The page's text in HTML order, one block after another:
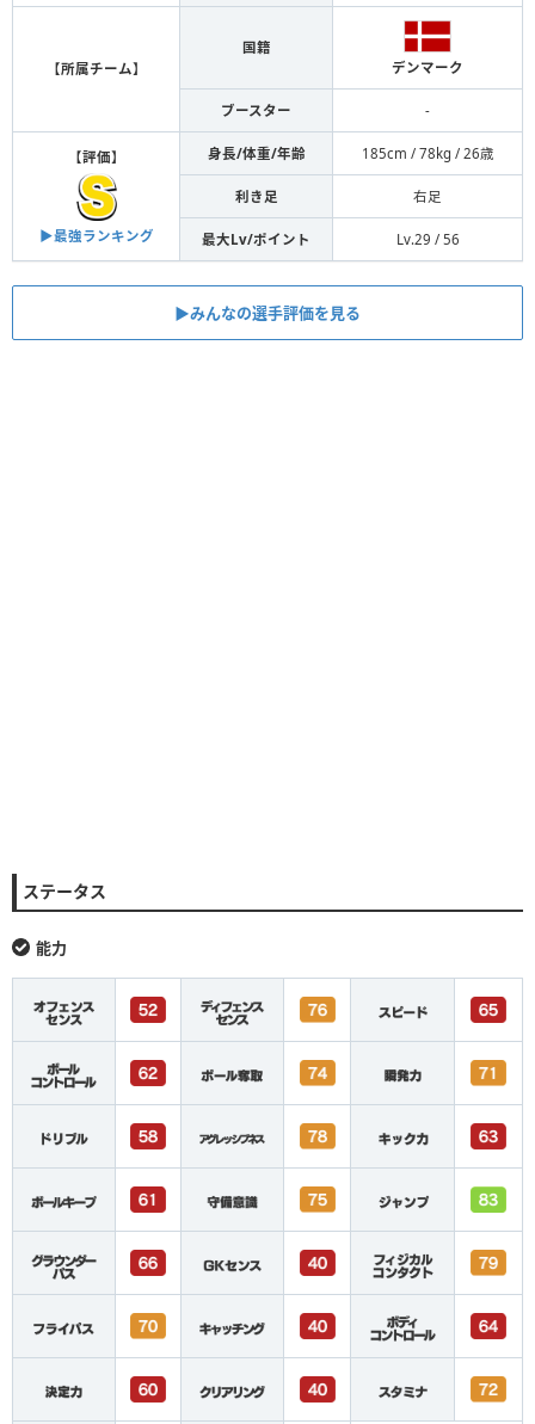
【所属チーム】
国籍
デンマーク
ブースター -
【評価】
▶︎最強ランキング
身長/体重/年齢 185cm / 78kg / 26歳
利き足 右足
最大Lv/ポイント Lv.29 / 56
▶︎みんなの選手評価を見る
ステータス
能力